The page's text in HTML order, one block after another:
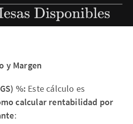
y Margen
%: Este cálculo es
calcular rentabilidad por
: